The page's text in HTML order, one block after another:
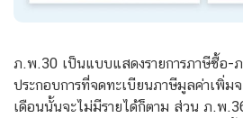
ภ.พ.30 เป็นแบบแสดงรายการภาษีซื้อ-
ประกอบการที่จดทะเบียนภาษีมูลค่าเพิ่ม
เดือนนั้นจะไม่มีรายได้ก็ตาม ส่วน ภ.พ